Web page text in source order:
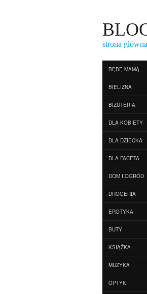
strona główna
BĘDĘ MAMĄ
BIELIZNA
BIZUTERIA
DLA KOBIETY
DLA DZIECKA
DLA FACETA
DOM I OGRÓD
DROGERIA
EROTYKA
BUTY
KSIĄŻKA
MUZYKA
OPTYK